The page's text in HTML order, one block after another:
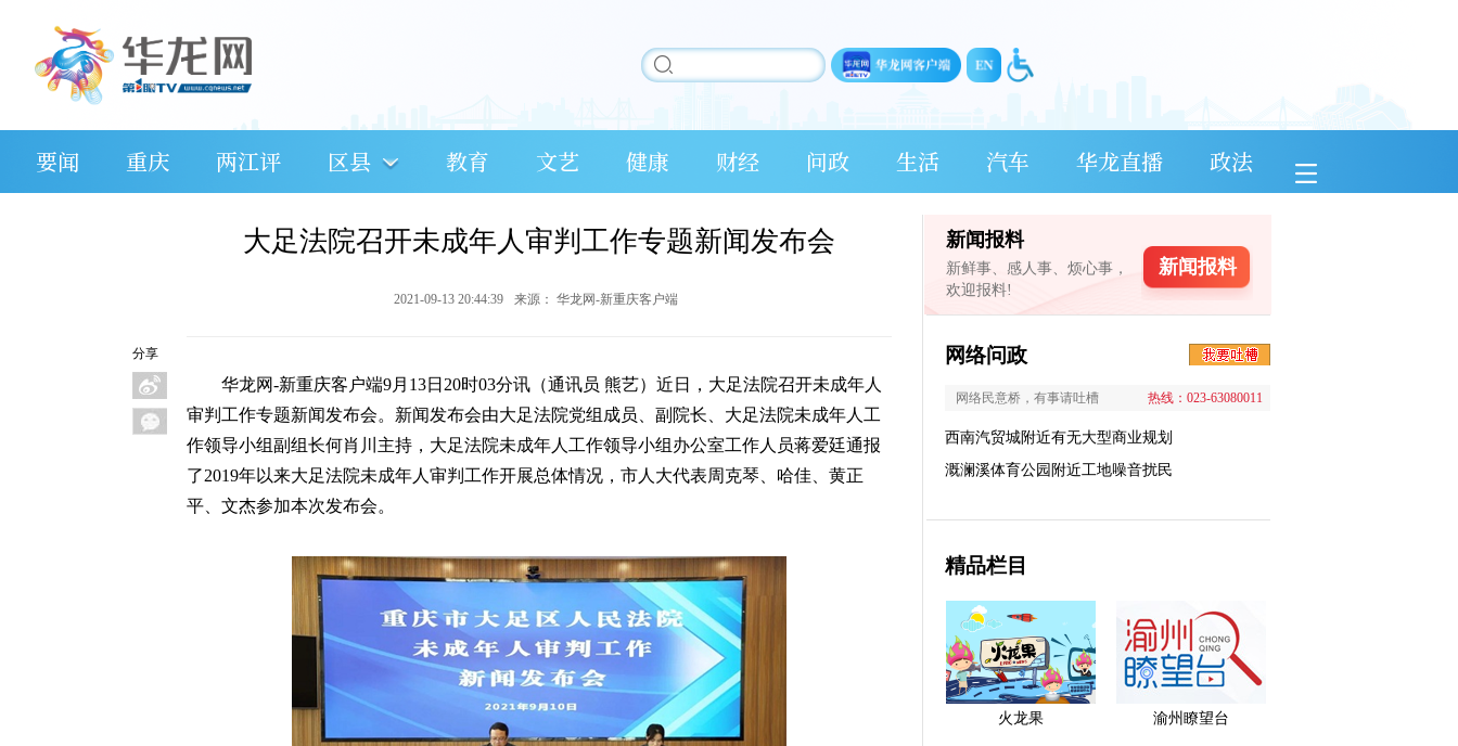
要闻 重庆 两江评 区县 教育 文艺 健康 财经 问政 生活 汽车 华龙直播 政法
分享
大足法院召开未成年人审判工作专题新闻发布会
2021-09-13 20:44:39 来源： 华龙网-新重庆客户端
华龙网-新重庆客户端9月13日20时03分讯（通讯员 熊艺）近日，大足法院召开未成年人
审判工作专题新闻发布会。新闻发布会由大足法院党组成员、副院长、大足法院未成年人工
作领导小组副组长何肖川主持，大足法院未成年人工作领导小组办公室工作人员蒋爱廷通报
了2019年以来大足法院未成年人审判工作开展总体情况，市人大代表周克琴、哈佳、黄正
平、文杰参加本次发布会。
新闻报料
新鲜事、感人事、烦心事，
欢迎报料!
新闻报料
网络问政
网络民意桥，有事请吐槽 热线：023-63080011
西南汽贸城附近有无大型商业规划
溉澜溪体育公园附近工地噪音扰民
精品栏目
火龙果 渝州瞭望台